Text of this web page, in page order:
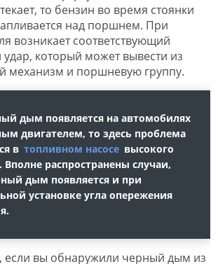
то бензин во время стоянки
над поршнем. При
возникает соответствующий
удар, который может вывести из
механизм и поршневую группу.
дым появляется на автомобилях
двигателем, то здесь проблема
в топливном насосе высокого
Вполне распространены случаи,
дым появляется и при
установке угла опережения
если вы обнаружили черный дым из